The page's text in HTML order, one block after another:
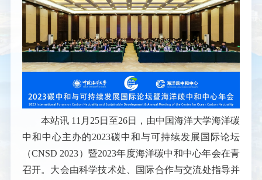
本站讯 11月25日至26日，由中国海洋大学海洋碳
中和中心主办的2023碳中和与可持续发展国际论坛
（CNSD 2023）暨2023年度海洋碳中和中心年会在青
召开。大会由科学技术处、国际合作与交流处指导并